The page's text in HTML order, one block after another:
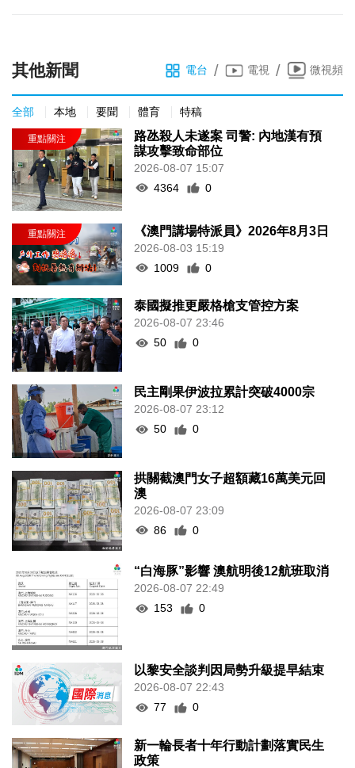
其他新聞 電台 / 電視 / 微視頻
全部 本地 要聞 體育 特稿
路氹殺人未遂案 司警: 內地漢有預
謀攻擊致命部位
2026-08-07 15:07
4364
0
《澳門講場特派員》2026年8月3日
2026-08-03 15:19
1009
0
泰國擬推更嚴格槍支管控方案
2026-08-07 23:46
50
0
民主剛果伊波拉累計突破4000宗
2026-08-07 23:12
50
0
拱關截澳門女子超額藏16萬美元回
澳
2026-08-07 23:09
86
0
“白海豚”影響 澳航明後12航班取消
2026-08-07 22:49
153
0
以黎安全談判因局勢升級提早結束
2026-08-07 22:43
77
0
新一輪長者十年行動計劃落實民生
政策